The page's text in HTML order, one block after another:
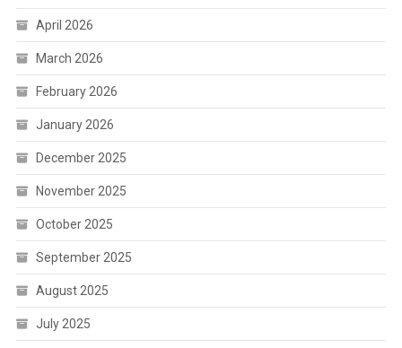
April 2026
March 2026
February 2026
January 2026
December 2025
November 2025
October 2025
September 2025
August 2025
July 2025